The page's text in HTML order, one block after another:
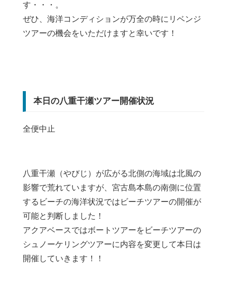
す・・・。
ぜひ、海洋コンディションが万全の時にリベンジ
ツアーの機会をいただけますと幸いです！
本日の八重干瀬ツアー開催状況
全便中止
八重干瀬（やびじ）が広がる北側の海域は北風の
影響で荒れていますが、宮古島本島の南側に位置
するビーチの海洋状況ではビーチツアーの開催が
可能と判断しました！
アクアベースではボートツアーをビーチツアーの
シュノーケリングツアーに内容を変更して本日は
開催していきます！！